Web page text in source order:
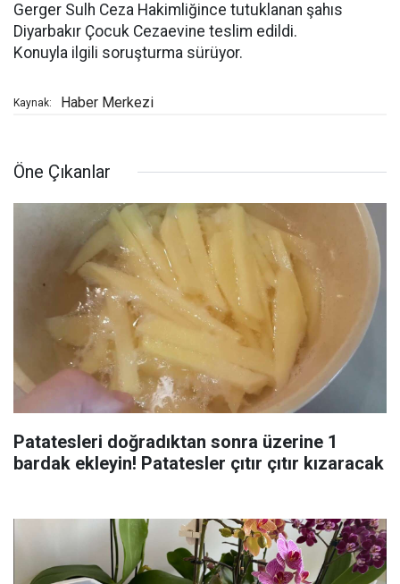
Gerger Sulh Ceza Hakimliğince tutuklanan şahıs
Diyarbakır Çocuk Cezaevine teslim edildi.
Konuyla ilgili soruşturma sürüyor.
Kaynak: Haber Merkezi
Öne Çıkanlar
Patatesleri doğradıktan sonra üzerine 1
bardak ekleyin! Patatesler çıtır çıtır kızaracak